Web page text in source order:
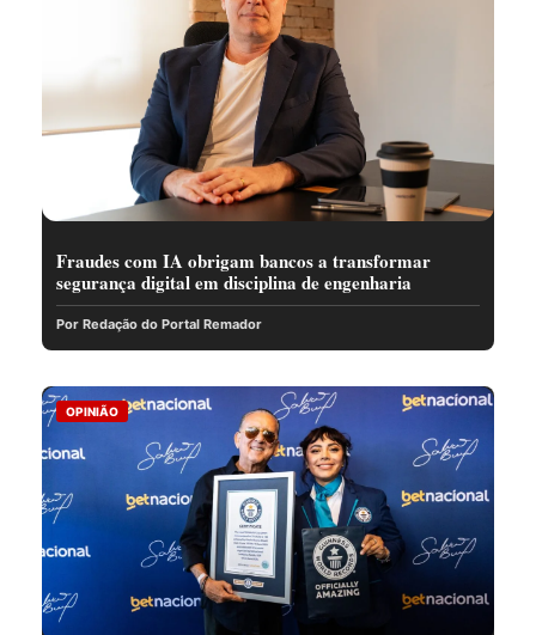
Fraudes com IA obrigam bancos a transformar
segurança digital em disciplina de engenharia
Por Redação do Portal Remador
OPINIÃO